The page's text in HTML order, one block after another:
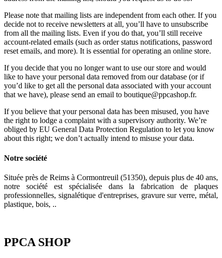
Please note that mailing lists are independent from each other. If you
decide not to receive newsletters at all, you’ll have to unsubscribe
from all the mailing lists. Even if you do that, you’ll still receive
account-related emails (such as order status notifications, password
reset emails, and more). It is essential for operating an online store.
If you decide that you no longer want to use our store and would
like to have your personal data removed from our database (or if
you’d like to get all the personal data associated with your account
that we have), please send an email to boutique@ppcashop.fr.
If you believe that your personal data has been misused, you have
the right to lodge a complaint with a supervisory authority. We’re
obliged by EU General Data Protection Regulation to let you know
about this right; we don’t actually intend to misuse your data.
Notre société
Située près de Reims à Cormontreuil (51350), depuis plus de 40 ans,
notre société est spécialisée dans la fabrication de plaques
professionnelles, signalétique d'entreprises, gravure sur verre, métal,
plastique, bois, ..
PPCA SHOP